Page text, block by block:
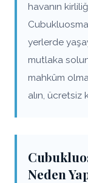
havanın
yerlerde
mutlaka
mahkûm
alın, ücretsiz
Neden